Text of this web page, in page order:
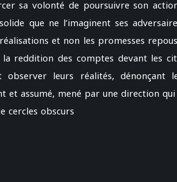
sa volonté de poursuivre son
que ne l’imaginent ses
et non les promesses
reddition des comptes devant les
observer leurs réalités,
et assumé, mené par une direction
cercles obscurs